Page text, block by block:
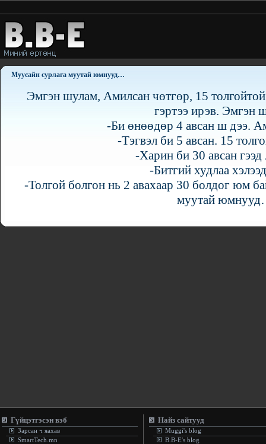
Муусайн сурлага муутай юмнууд…
Эмгэн шулам, Амилсан чөтгөр, 15 толгойтой
гэртээ ирэв. Эмгэн
-Би өнөөдөр 4 авсан ш дээ.
-Тэгвэл би 5 авсан. 15
-Харин би 30 авсан
-Битгий худлаа
-Толгой болгон нь 2 авахаар 30 болдог юм
муутай
Гүйцэтгэсэн вэб
Зарсан ч яахав
SmartTech.mn
Найз сайтууд
Muggi's blog
B.B-E's blog